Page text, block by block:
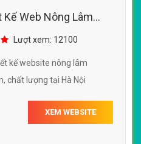
Web Nông Lâm
đẹp SEO tốt
Lượt xem: 12100
kế website nông lâm
chất lượng tại Hà Nội
XEM WEBSITE